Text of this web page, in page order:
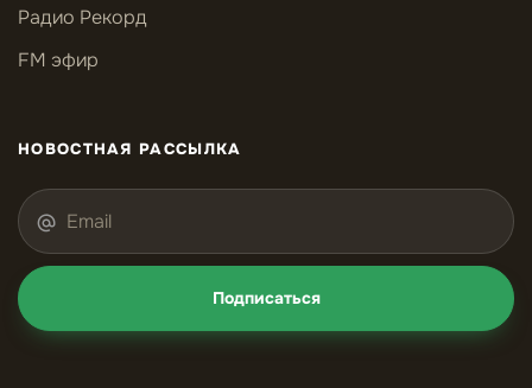
Радио Рекорд
FM эфир
НОВОСТНАЯ РАССЫЛКА
Подписаться